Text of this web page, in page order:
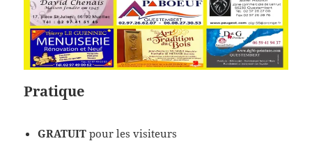
Pratique
GRATUIT pour les visiteurs